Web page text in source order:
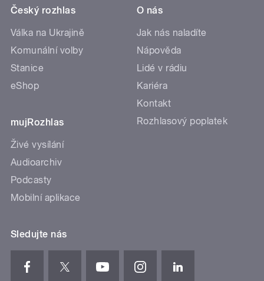
Český rozhlas
Válka na Ukrajině
Komunální volby
Stanice
eShop
mujRozhlas
Živé vysílání
Audioarchiv
Podcasty
Mobilní aplikace
O nás
Jak nás naladíte
Nápověda
Lidé v rádiu
Kariéra
Kontakt
Rozhlasový poplatek
Sledujte nás